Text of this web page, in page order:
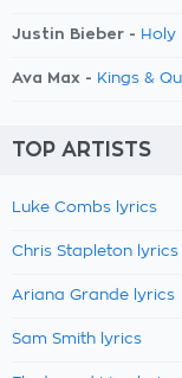
Justin Bieber - Holy
Ava Max - Kings &
TOP ARTISTS
Luke Combs lyrics
Chris Stapleton lyrics
Ariana Grande lyrics
Sam Smith lyrics